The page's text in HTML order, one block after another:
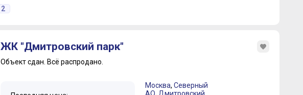
2
ЖК "Дмитровский парк"
Объект сдан. Всё распродано.
Москва, Северный